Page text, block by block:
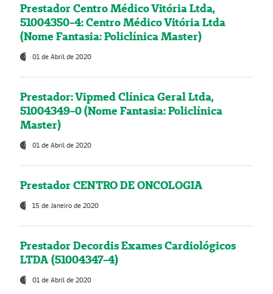
Prestador Centro Médico Vitória Ltda,
51004350-4: Centro Médico Vitória Ltda
(Nome Fantasia: Policlínica Master)
01 de Abril de 2020
Prestador: Vipmed Clínica Geral Ltda,
51004349-0 (Nome Fantasia: Policlínica
Master)
01 de Abril de 2020
Prestador CENTRO DE ONCOLOGIA
15 de Janeiro de 2020
Prestador Decordis Exames Cardiológicos
LTDA (51004347-4)
01 de Abril de 2020